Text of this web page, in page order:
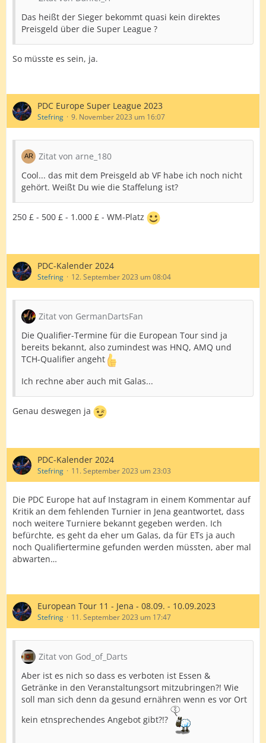
Das heißt der Sieger bekommt quasi kein direktes
Preisgeld über die Super League ?
So müsste es sein, ja.
PDC Europe Super League 2023
Stefring 9. November 2023 um 16:07
Zitat von arne_180
Cool... das mit dem Preisgeld ab VF habe ich noch nicht
gehört. Weißt Du wie die Staffelung ist?
250 £ - 500 £ - 1.000 £ - WM-Platz
PDC-Kalender 2024
Stefring 12. September 2023 um 08:04
Zitat von GermanDartsFan
Die Qualifier-Termine für die European Tour sind ja
bereits bekannt, also zumindest was HNQ, AMQ und
TCH-Qualifier angeht
Ich rechne aber auch mit Galas...
Genau deswegen ja
PDC-Kalender 2024
Stefring 11. September 2023 um 23:03
Die PDC Europe hat auf Instagram in einem Kommentar auf
Kritik an dem fehlenden Turnier in Jena geantwortet, dass
noch weitere Turniere bekannt gegeben werden. Ich
befürchte, es geht da eher um Galas, da für ETs ja auch
noch Qualifiertermine gefunden werden müssten, aber mal
abwarten…
European Tour 11 - Jena - 08.09. - 10.09.2023
Stefring 11. September 2023 um 17:47
Zitat von God_of_Darts
Aber ist es nich so dass es verboten ist Essen &
Getränke in den Veranstaltungsort mitzubringen?! Wie
soll man sich denn da gesund ernähren wenn es vor Ort
kein etnsprechendes Angebot gibt?!?